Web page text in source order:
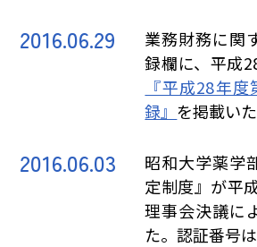
2016.06.29
業務財務に関
録欄に、平成
『平成28年
録』 を掲載い
2016.06.03
昭和大学薬学
定制度』が平
理事会決議に
た。認証番号は